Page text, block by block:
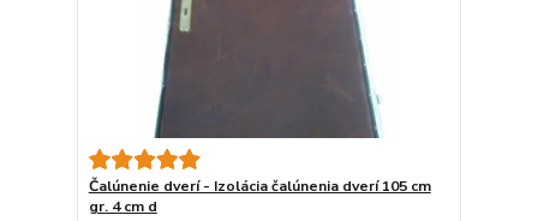
Čalúnenie dverí - Izolácia čalúnenia dverí 105 cm
gr. 4 cm d